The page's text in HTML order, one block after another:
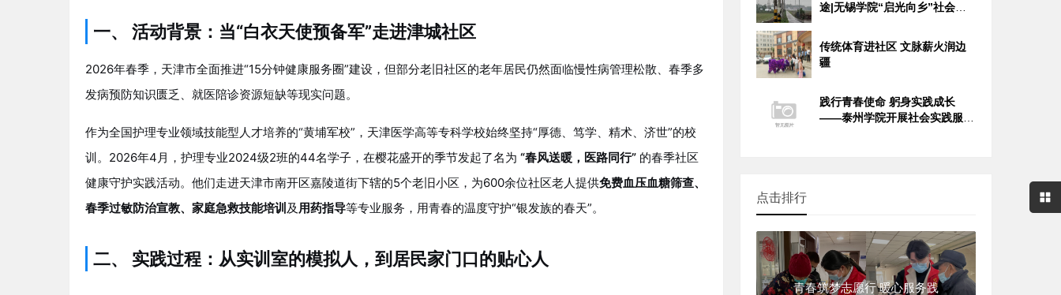
一、 活动背景：当“白衣天使预备军”走进津城社区
2026年春季，天津市全面推进“15分钟健康服务圈”建设，但部分老旧社区的老年居民仍然面临慢性病管理松散、春季多
发病预防知识匮乏、就医陪诊资源短缺等现实问题。
作为全国护理专业领域技能型人才培养的“黄埔军校”，天津医学高等专科学校始终坚持“厚德、笃学、精术、济世”的校
训。2026年4月，护理专业2024级2班的44名学子，在樱花盛开的季节发起了名为 “春风送暖，医路同行” 的春季社区
健康守护实践活动。他们走进天津市南开区嘉陵道街下辖的5个老旧小区，为600余位社区老人提供免费血压血糖筛查、
春季过敏防治宣教、家庭急救技能培训 及 用药指导等专业服务，用青春的温度守护“银发族的春天”。
二、 实践过程：从实训室的模拟人，到居民家门口的贴心人
途|无锡学院“启光向乡”社会实
传统体育进社区 文脉薪火润边
疆
践行青春使命 躬身实践成长
——泰州学院开展社会实践服务
点击排行
青春筑梦志愿行 暖心服务践